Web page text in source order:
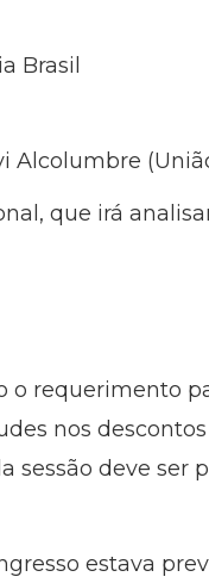
Brasil
Alcolumbre
que irá
o requerimento
nos
sessão deve ser
estava